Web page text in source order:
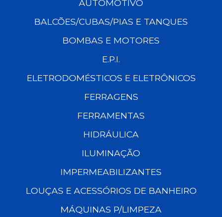
AUTOMOTIVO
BALCÕES/CUBAS/PIAS E TANQUES
BOMBAS E MOTORES
E.P.I.
ELETRODOMÉSTICOS E ELETRÔNICOS
FERRAGENS
FERRAMENTAS
HIDRÁULICA
ILUMINAÇÃO
IMPERMEABILIZANTES
LOUÇAS E ACESSÓRIOS DE BANHEIRO
MÁQUINAS P/LIMPEZA